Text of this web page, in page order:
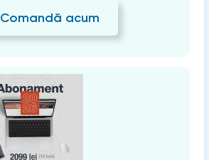
Comandă acum